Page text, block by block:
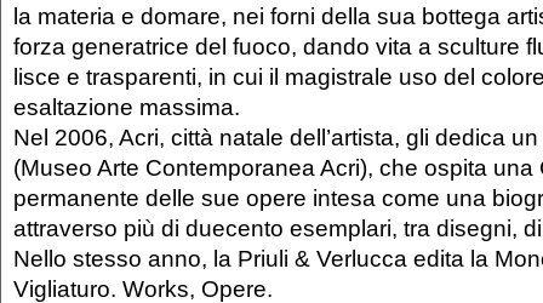
la materia e domare, nei forni della sua bottega
forza generatrice del fuoco, dando vita a sculture
lisce e trasparenti, in cui il magistrale uso del
esaltazione massima.
Nel 2006, Acri, città natale dell’artista, gli dedica
(Museo Arte Contemporanea Acri), che ospita una
permanente delle sue opere intesa come una
attraverso più di duecento esemplari, tra disegni,
Nello stesso anno, la Priuli & Verlucca edita la
Vigliaturo. Works, Opere.